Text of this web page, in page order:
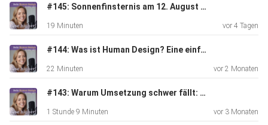
Melde dich noch super gerne zu meiner BerufungsWUNDER
für 0€ am Sonntag, den 2. April in Zoom an:
#145: Sonnenfinsternis am 12. August - Das kosmische Event, das du nicht ignorieren solltest
19 Minuten vor 4 Tagen
#144: Was ist Human Design? Eine einfache Erklarung!
22 Minuten vor 2 Monaten
#143: Warum Umsetzung schwer fällt: Hohe Intelligenz, Human Design & der Weg aus dem Selbstzweifel - Gespräch mit Miriam Michaelsen
1 Stunde 9 Minuten vor 3 Monaten